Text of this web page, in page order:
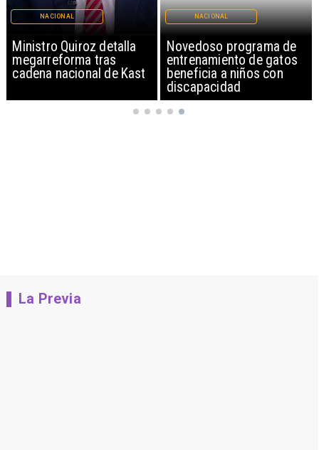
detalla
tras
de Kast
Novedoso programa de
entrenamiento de gatos
beneficia a niños con
NACIONAL
Alarmante
jóvenes de 13
según
Minsal
La Previa